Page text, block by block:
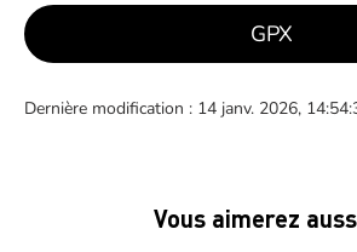
GPX
Dernière modification : 14 janv. 2026,
Vous aimerez